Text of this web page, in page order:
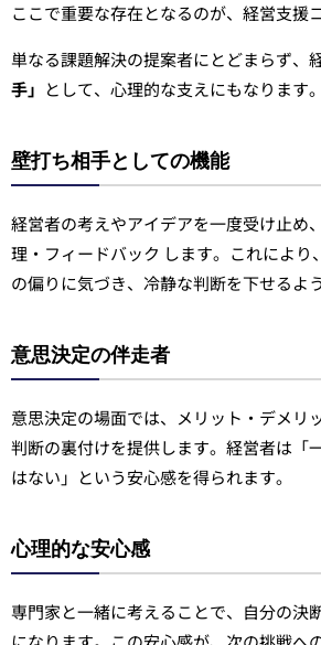
ここで重要な存在となるのが、経営支援
単なる課題解決の提案者にとどまらず、
手」 として、心理的な支えにもなります。
壁打ち相手としての機能
経営者の考えやアイデアを一度受け止め
理・フィードバック します。これにより
の偏りに気づき、冷静な判断を下せるよ
意思決定の伴走者
意思決定の場面では、メリット・デメリ
判断の裏付けを提供します。経営者は「
はない」という安心感を得られます。
心理的な安心感
専門家と一緒に考えることで、自分の決